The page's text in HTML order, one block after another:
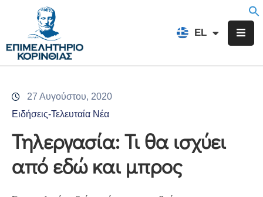
EL
FR
Επιμελητήριο
Υπηρεσίες
Προγράμματα
Δράσεις
27 Αυγούστου, 2020
Ειδήσεις-Τελευταία Νέα
Τηλεργασία: Τι θα ισχύει
από εδώ και μπρος